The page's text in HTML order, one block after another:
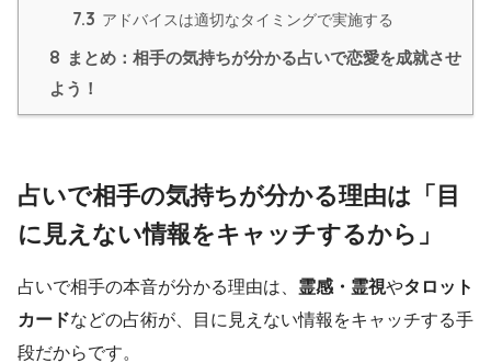
7.3 アドバイスは適切なタイミングで実施する
8 まとめ：相手の気持ちが分かる占いで恋愛を成就させ
よう！
占いで相手の気持ちが分かる理由は「目
に見えない情報をキャッチするから」
占いで相手の本音が分かる理由は、 霊感・霊視やタロット
カードなどの占術が、目に見えない情報をキャッチする手
段だからです。